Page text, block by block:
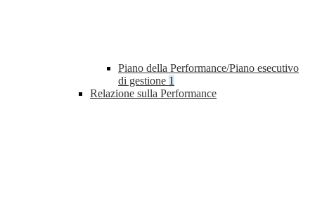
Piano della Performance/Piano esecutivo
di gestione 1
Relazione sulla Performance